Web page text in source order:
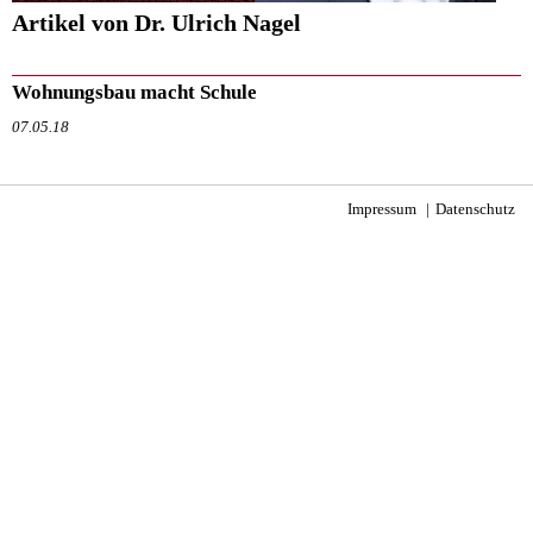
Artikel von Dr. Ulrich Nagel
Wohnungsbau macht Schule
07.05.18
Impressum Datenschutz